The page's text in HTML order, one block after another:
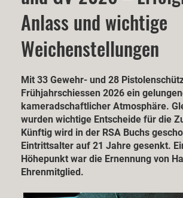
Anlass und wichtige
Weichenstellungen
Mit 33 Gewehr- und 28
Frühjahrschiessen 2026 ein
kameradschaftlicher Atmosphäre.
wurden wichtige Entscheide für die
Künftig wird in der RSA Buchs
Eintrittsalter auf 21 Jahre gesenkt.
Höhepunkt war die Ernennung von
Ehrenmitglied.